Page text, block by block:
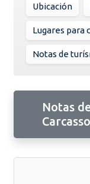
Ubicación
Lugares para
Notas de
Notas